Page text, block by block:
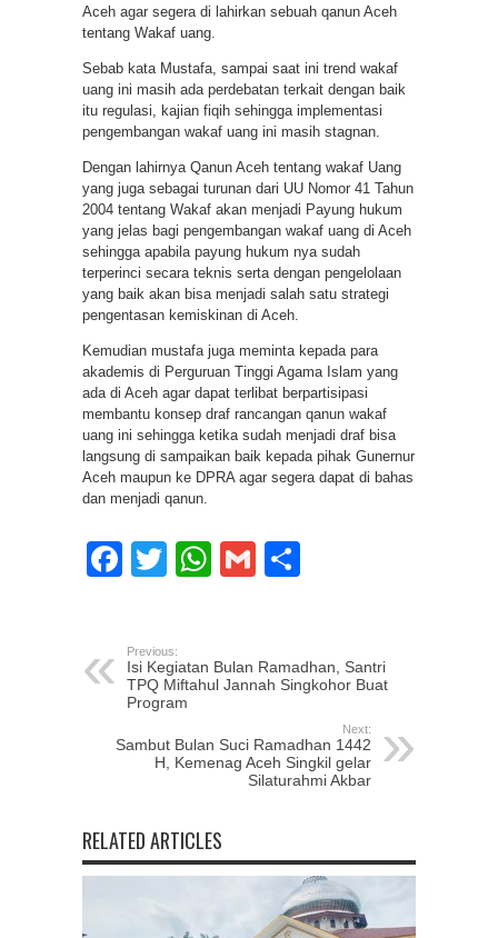
Aceh agar segera di lahirkan sebuah qanun Aceh
tentang Wakaf uang.
Sebab kata Mustafa, sampai saat ini trend wakaf
uang ini masih ada perdebatan terkait dengan baik
itu regulasi, kajian fiqih sehingga implementasi
pengembangan wakaf uang ini masih stagnan.
Dengan lahirnya Qanun Aceh tentang wakaf Uang
yang juga sebagai turunan dari UU Nomor 41 Tahun
2004 tentang Wakaf akan menjadi Payung hukum
yang jelas bagi pengembangan wakaf uang di Aceh
sehingga apabila payung hukum nya sudah
terperinci secara teknis serta dengan pengelolaan
yang baik akan bisa menjadi salah satu strategi
pengentasan kemiskinan di Aceh.
Kemudian mustafa juga meminta kepada para
akademis di Perguruan Tinggi Agama Islam yang
ada di Aceh agar dapat terlibat berpartisipasi
membantu konsep draf rancangan qanun wakaf
uang ini sehingga ketika sudah menjadi draf bisa
langsung di sampaikan baik kepada pihak Gunernur
Aceh maupun ke DPRA agar segera dapat di bahas
dan menjadi qanun.
Facebook
TwitterWhatsApp
Gmail
Previous:
Isi Kegiatan Bulan Ramadhan, Santri
TPQ Miftahul Jannah Singkohor Buat
Program
Next:
Sambut Bulan Suci Ramadhan 1442
H, Kemenag Aceh Singkil gelar
Silaturahmi Akbar
RELATED ARTICLES